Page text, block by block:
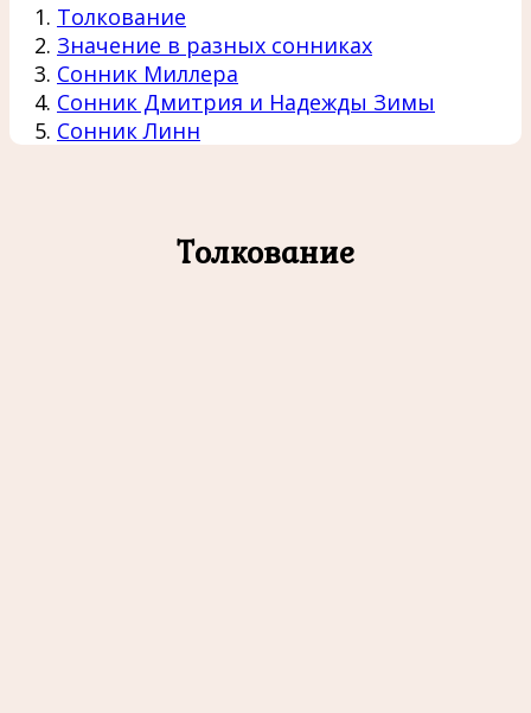
Толкование
Значение в разных сонниках
Сонник Миллера
Сонник Дмитрия и Надежды Зимы
Сонник Линн
Толкование